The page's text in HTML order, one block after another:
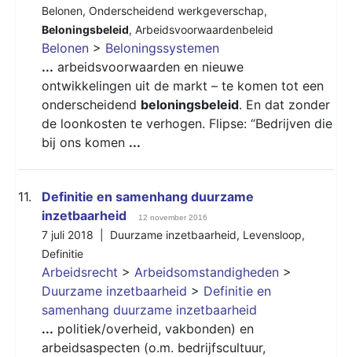
Belonen, Onderscheidend werkgeverschap,
Beloningsbeleid, Arbeidsvoorwaardenbeleid
Belonen > Beloningssystemen
... arbeidsvoorwaarden en nieuwe
ontwikkelingen uit de markt – te komen tot een
onderscheidend beloningsbeleid. En dat zonder
de loonkosten te verhogen. Flipse: “Bedrijven die
bij ons komen ...
11.
Definitie en samenhang duurzame
inzetbaarheid
12 november 2016
7 juli 2018 | Duurzame inzetbaarheid, Levensloop,
Definitie
Arbeidsrecht > Arbeidsomstandigheden >
Duurzame inzetbaarheid > Definitie en
samenhang duurzame inzetbaarheid
... politiek/overheid, vakbonden) en
arbeidsaspecten (o.m. bedrijfscultuur,